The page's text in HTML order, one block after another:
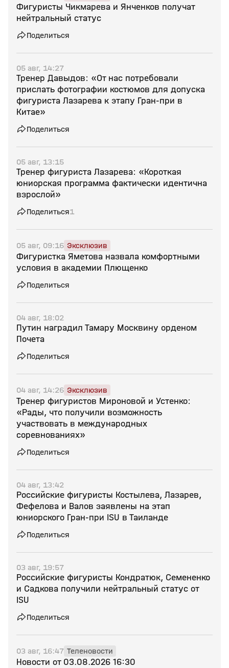
Фигуристы Чикмарева и Янченков получат
нейтральный статус
Поделиться
05 авг, 14:27
Тренер Давыдов: «От нас потребовали
прислать фотографии костюмов для допуска
фигуриста Лазарева к этапу Гран‑при в
Китае»
Поделиться
05 авг, 13:15
Тренер фигуриста Лазарева: «Короткая
юниорская программа фактически идентична
взрослой»
Поделиться1
05 авг, 09:16 Эксклюзив
Фигуристка Яметова назвала комфортными
условия в академии Плющенко
Поделиться
04 авг, 18:02
Путин наградил Тамару Москвину орденом
Почета
Поделиться
04 авг, 14:26 Эксклюзив
Тренер фигуристов Мироновой и Устенко:
«Рады, что получили возможность
участвовать в международных
соревнованиях»
Поделиться
04 авг, 13:42
Российские фигуристы Костылева, Лазарев,
Фефелова и Валов заявлены на этап
юниорского Гран‑при ISU в Таиланде
Поделиться
03 авг, 19:57
Российские фигуристы Кондратюк, Семененко
и Садкова получили нейтральный статус от
ISU
Поделиться
03 авг, 16:47 Теленовости
Новости от 03.08.2026 16:30